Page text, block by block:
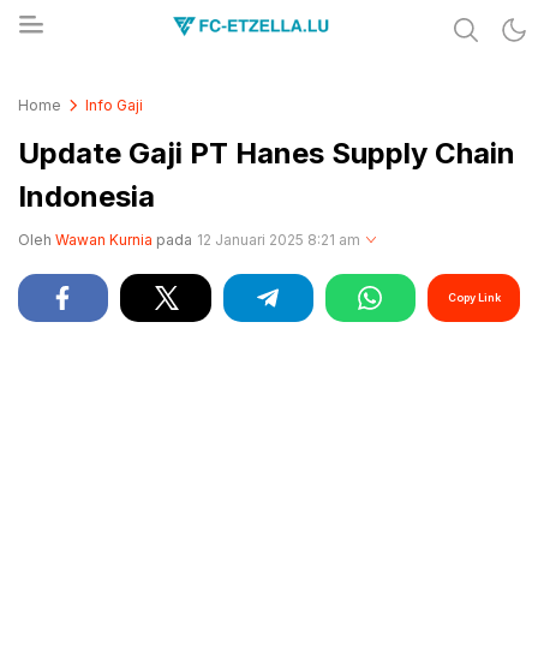
Home Info Gaji
Update Gaji PT Hanes Supply Chain
Indonesia
Oleh Wawan Kurnia pada 12 Januari 2025 8:21 am
Copy Link